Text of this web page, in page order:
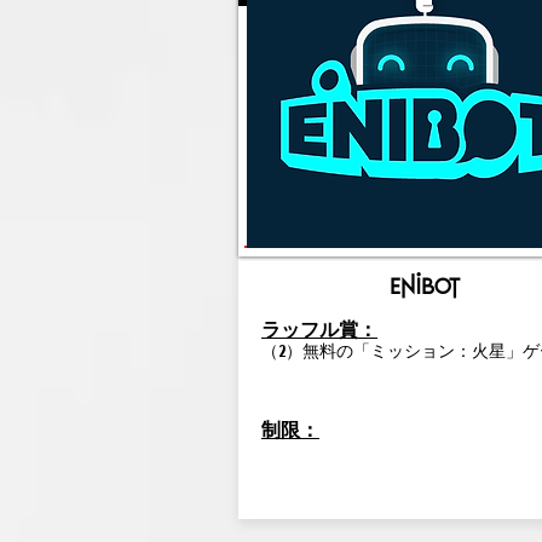
enibot
ラッフル賞：
（2）無料の「ミッション：火星」
制限：